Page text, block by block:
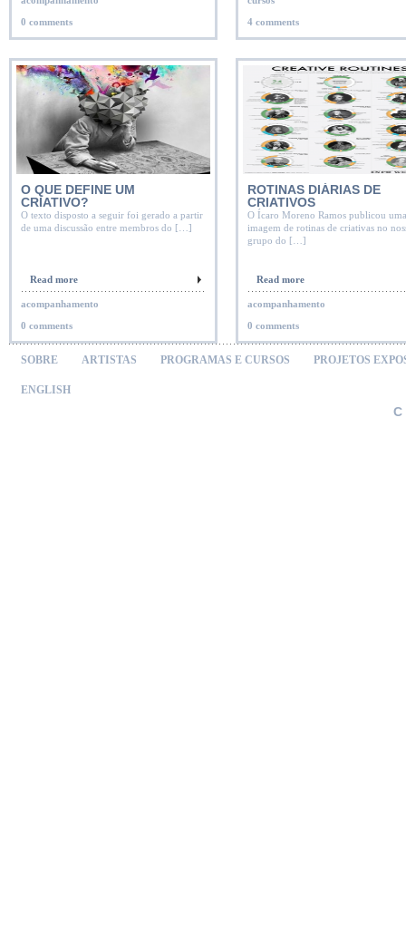
0 comments
4 comments
O QUE DEFINE UM
CRIATIVO?
O texto disposto a seguir foi gerado a partir
de uma discussão entre membros do […]
Read more
acompanhamento
0 comments
ROTINAS DIÁRIAS DE
CRIATIVOS
O Ícaro Moreno Ramos publicou uma
imagem de rotinas de criativas no
grupo do […]
Read more
acompanhamento
0 comments
SOBRE ARTISTAS PROGRAMAS E CURSOS PROJETOS
ENGLISH